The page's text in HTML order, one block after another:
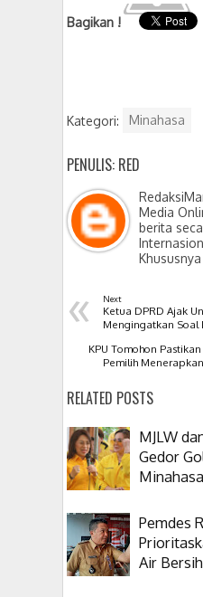
Bagikan !
Kategori: Minahasa
PENULIS: RED
Media
berita
« Next
Ketua DPRD Ajak
Mengingatkan Soal
KPU Tomohon
Pemilih
RELATED POSTS
MJLW
Gedor
Pemdes
Air Bersih